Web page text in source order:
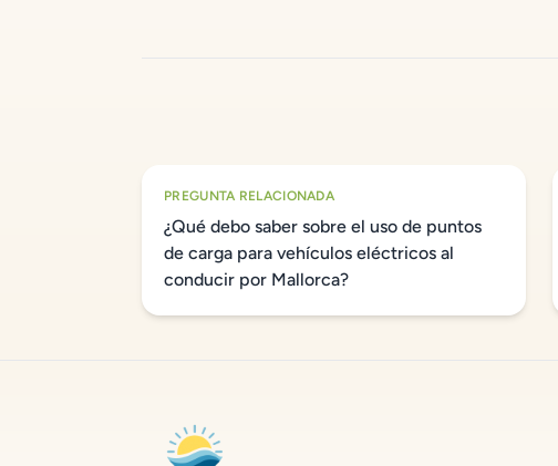
PREGUNTA RELACIONADA
¿Qué debo saber sobre el uso de puntos
de carga para vehículos eléctricos al
conducir por Mallorca?